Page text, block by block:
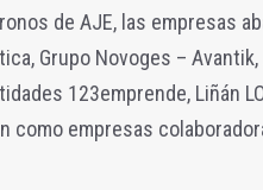
de AJE, las empresas
Grupo Novoges –
123emprende, Liñán
como empresas